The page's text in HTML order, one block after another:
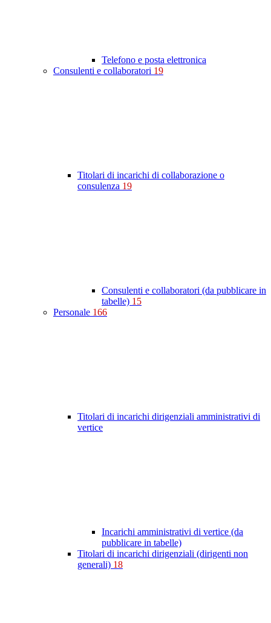
Telefono e posta elettronica
Consulenti e collaboratori 19
Titolari di incarichi di collaborazione o
consulenza 19
Consulenti e collaboratori (da pubblicare in
tabelle) 15
Personale 166
Titolari di incarichi dirigenziali amministrativi di
vertice
Incarichi amministrativi di vertice (da
pubblicare in tabelle)
Titolari di incarichi dirigenziali (dirigenti non
generali) 18